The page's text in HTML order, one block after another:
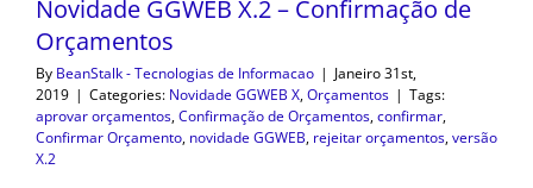
Novidade GGWEB X.2 – Confirmação de
Orçamentos
By BeanStalk - Tecnologias de Informacao | Janeiro 31st,
2019 | Categories: Novidade GGWEB X,Orçamentos | Tags:
aprovar orçamentos,Confirmação de Orçamentos,confirmar,
Confirmar Orçamento, novidade GGWEB, rejeitar orçamentos,versão
X.2